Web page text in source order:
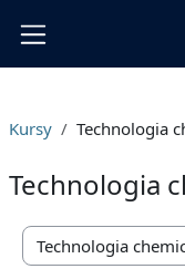
Kursy Technologia
Technologia
Kategorie kursów